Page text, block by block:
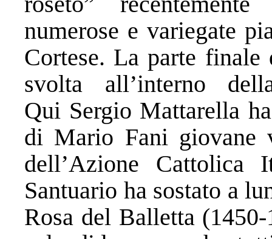
numerose e variegate
Cortese. La parte
svolta all’interno
Qui Sergio Mattarella
di Mario Fani giovane
dell’Azione
Santuario ha sostato a
Rosa del Balletta